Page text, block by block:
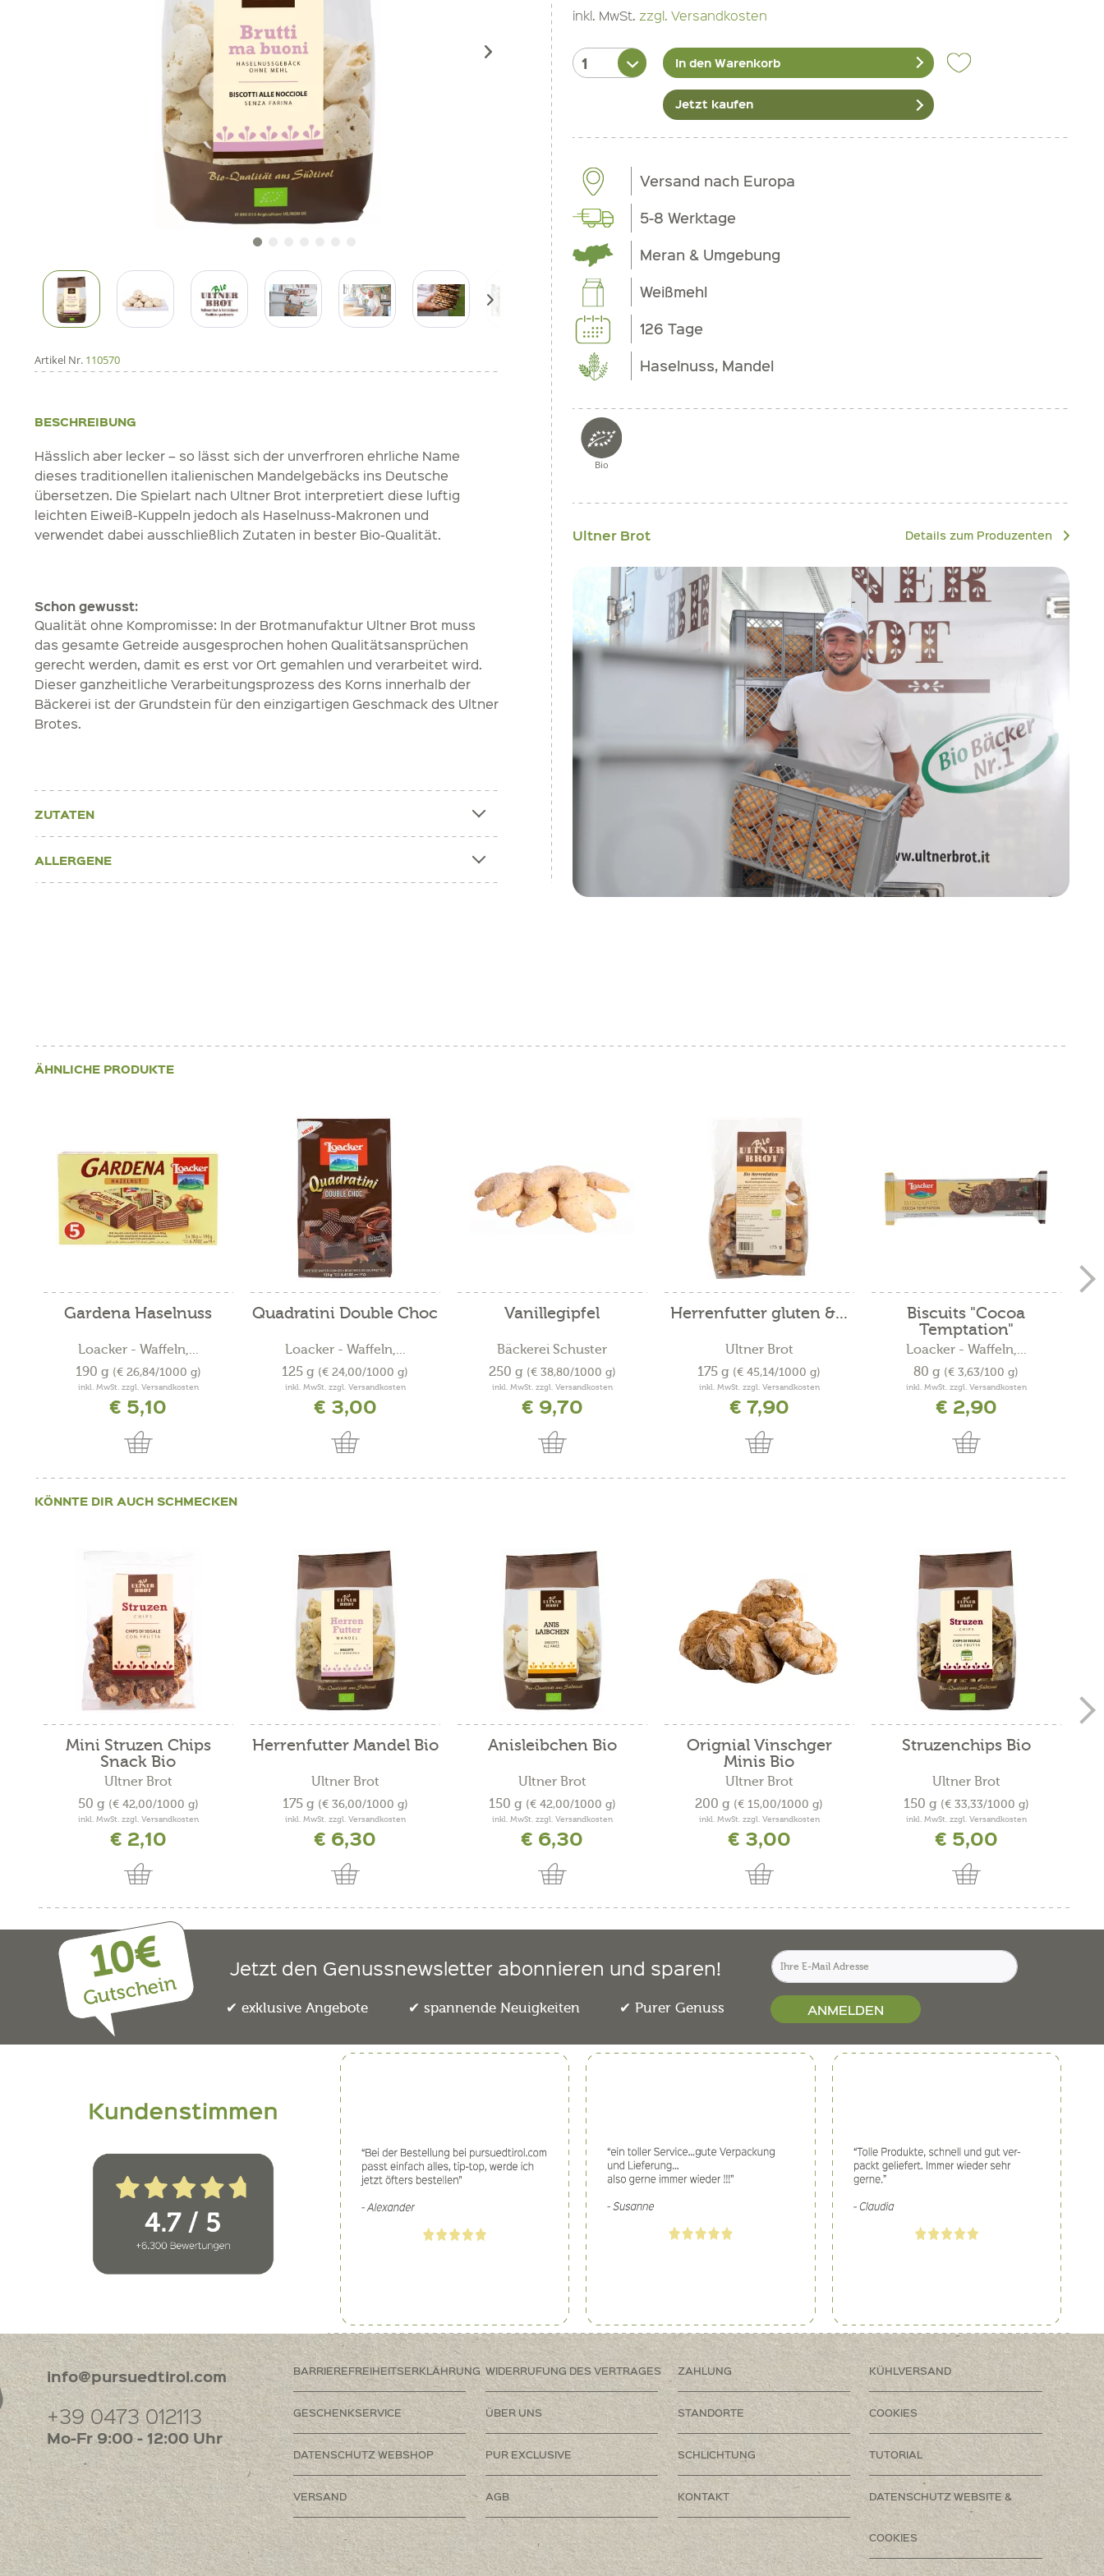
Artikel Nr. 110570
BESCHREIBUNG
Hässlich aber lecker – so lässt sich der unverfroren ehrliche Name
dieses traditionellen italienischen Mandelgebäcks ins Deutsche
übersetzen. Die Spielart nach Ultner Brot interpretiert diese luftig
leichten Eiweiß-Kuppeln jedoch als Haselnuss-Makronen und
verwendet dabei ausschließlich Zutaten in bester Bio-Qualität.
Schon gewusst:
Qualität ohne Kompromisse: In der Brotmanufaktur Ultner Brot muss
das gesamte Getreide ausgesprochen hohen Qualitätsansprüchen
gerecht werden, damit es erst vor Ort gemahlen und verarbeitet wird.
Dieser ganzheitliche Verarbeitungsprozess des Korns innerhalb der
Bäckerei ist der Grundstein für den einzigartigen Geschmack des Ultner
Brotes.
ZUTATEN
ALLERGENE
inkl. MwSt. zzgl. Versandkosten
In den Warenkorb
Jetzt kaufen
Versand nach Europa
5-8 Werktage
Meran & Umgebung
Weißmehl
126 Tage
Haselnuss, Mandel
Bio
Ultner Brot Details zum Produzenten
ÄHNLICHE PRODUKTE
Gardena Haselnuss
Loacker - Waffeln,...
190 g (€ 26,84/1000 g)
inkl. MwSt. zzgl. Versandkosten
€ 5,10
Quadratini Double Choc
Loacker - Waffeln,...
125 g (€ 24,00/1000 g)
inkl. MwSt. zzgl. Versandkosten
€ 3,00
Vanillegipfel
Bäckerei Schuster
250 g (€ 38,80/1000 g)
inkl. MwSt. zzgl. Versandkosten
€ 9,70
Herrenfutter gluten &...
Ultner Brot
175 g (€ 45,14/1000 g)
inkl. MwSt. zzgl. Versandkosten
€ 7,90
Biscuits "Cocoa
Temptation"
Loacker - Waffeln,...
80 g (€ 3,63/100 g)
inkl. MwSt. zzgl. Versandkosten
€ 2,90
KÖNNTE DIR AUCH SCHMECKEN
Mini Struzen Chips
Snack Bio
Ultner Brot
50 g (€ 42,00/1000 g)
inkl. MwSt. zzgl. Versandkosten
€ 2,10
Herrenfutter Mandel Bio
Ultner Brot
175 g (€ 36,00/1000 g)
inkl. MwSt. zzgl. Versandkosten
€ 6,30
Anisleibchen Bio
Ultner Brot
150 g (€ 42,00/1000 g)
inkl. MwSt. zzgl. Versandkosten
€ 6,30
Orignial Vinschger
Minis Bio
Ultner Brot
200 g (€ 15,00/1000 g)
inkl. MwSt. zzgl. Versandkosten
€ 3,00
Struzenchips Bio
Ultner Brot
150 g (€ 33,33/1000 g)
inkl. MwSt. zzgl. Versandkosten
€ 5,00
10€
Gutschein
Jetzt den Genussnewsletter abonnieren und sparen!
exklusive Angebote spannende Neuigkeiten Purer Genuss ANMELDEN
info@pursuedtirol.com
+39 0473 012113
Mo-Fr 9:00 - 12:00 Uhr
BARRIEREFREIHEITSERKLÄHRUNG WIDERRUFUNG DES VERTRAGES ZAHLUNG KÜHLVERSAND
GESCHENKSERVICE ÜBER UNS STANDORTE COOKIES
DATENSCHUTZ WEBSHOP PUR EXCLUSIVE SCHLICHTUNG TUTORIAL
VERSAND AGB KONTAKT DATENSCHUTZ WEBSITE &
COOKIES